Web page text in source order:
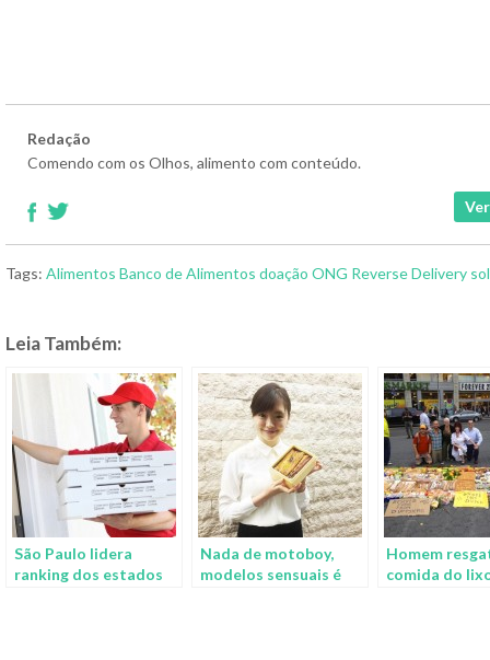
Redação
Comendo com os Olhos, alimento com conteúdo.
Tags: Alimentos Banco de Alimentos doação ONG Reverse Delivery
Leia Também:
São Paulo lidera
ranking dos estados
Nada de motoboy,
modelos sensuais é
Homem
comida do